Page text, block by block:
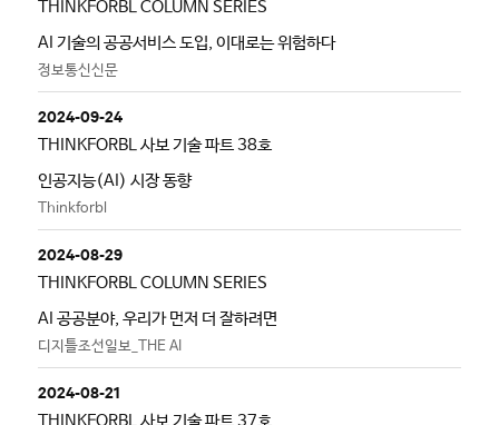
THINKFORBL COLUMN SERIES
AI 기술의 공공서비스 도입, 이대로는 위험하다
정보통신신문
2024-09-24
THINKFORBL 사보 기술 파트 38호
인공지능(AI) 시장 동향
Thinkforbl
2024-08-29
THINKFORBL COLUMN SERIES
AI 공공분야, 우리가 먼저 더 잘하려면
디지틀조선일보_THE AI
2024-08-21